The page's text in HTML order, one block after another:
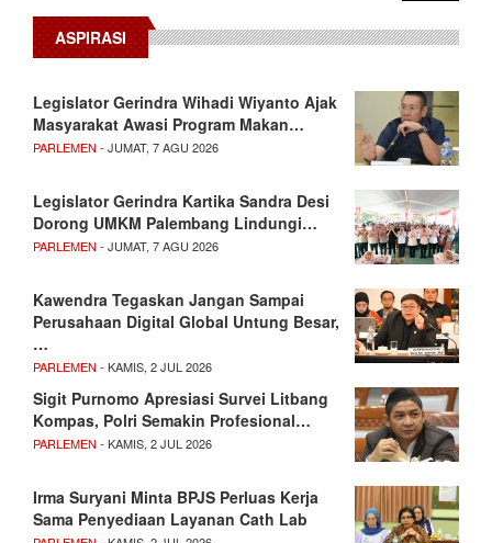
ASPIRASI
Legislator Gerindra Wihadi Wiyanto Ajak
Masyarakat Awasi Program Makan…
PARLEMEN - JUMAT, 7 AGU 2026
Legislator Gerindra Kartika Sandra Desi
Dorong UMKM Palembang Lindungi…
PARLEMEN - JUMAT, 7 AGU 2026
Kawendra Tegaskan Jangan Sampai
Perusahaan Digital Global Untung Besar,
…
PARLEMEN - KAMIS, 2 JUL 2026
Sigit Purnomo Apresiasi Survei Litbang
Kompas, Polri Semakin Profesional…
PARLEMEN - KAMIS, 2 JUL 2026
Irma Suryani Minta BPJS Perluas Kerja
Sama Penyediaan Layanan Cath Lab